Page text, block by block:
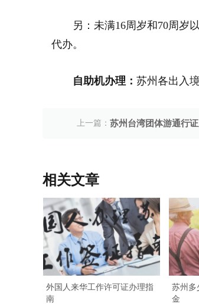
另：未满16周岁和70周岁
代办。
自助机办理： 苏州各出入
上一篇： 苏州台湾团体游通行
相关文章
外国人来华工作许可证办理指
南
苏州多
金